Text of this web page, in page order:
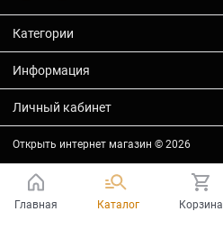
Категории
Информация
Личный кабинет
Открыть интернет магазин © 2026
Главная Каталог Корзина